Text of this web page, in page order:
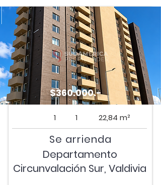
$360.000.-
1 1 22,84 m²
Se arrienda
Departamento
Circunvalación Sur, Valdivia